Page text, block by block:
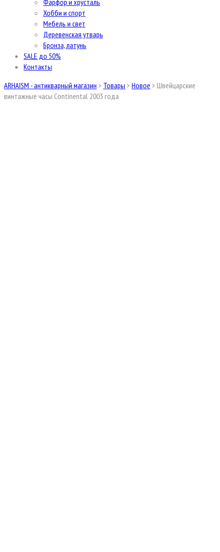
Фарфор и хрусталь
Хобби и спорт
Мебель и свет
Деревенская утварь
Бронза, латунь
SALE до 50%
Контакты
ARHAISM - антикварный магазин > Товары > Новое > Швейцарские
винтажные часы Сontinental 2003 года